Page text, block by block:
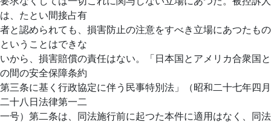
は、たとい間接占有
者と認められても、損害防止の注意をすべき立場にあつたもの
ということはできな
いから、損害賠償の責任はない。「日本国とアメリカ合衆国と
の間の安全保障条約
第三条に基く行政協定に伴う民事特別法」（昭和二十七年四月
二十八日法律第一二
一号）第二条は、同法施行前に起つた本件に適用はなく、同法